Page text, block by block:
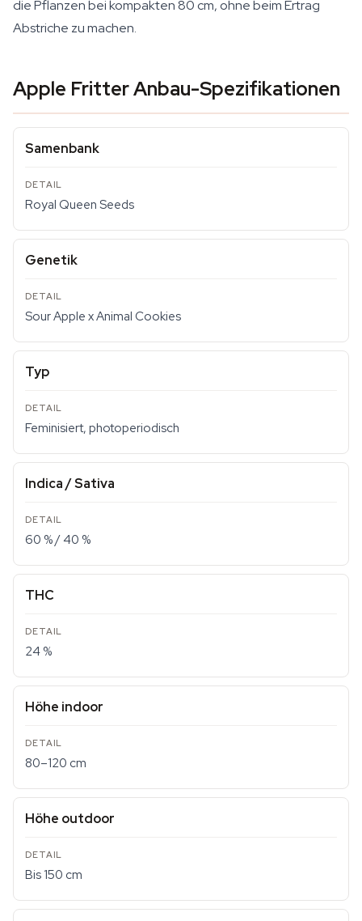
die Pflanzen bei kompakten 80 cm, ohne beim Ertrag
Abstriche zu machen.
Apple Fritter Anbau-Spezifikationen
Samenbank
Royal Queen Seeds
Genetik
Sour Apple x Animal Cookies
Typ
Feminisiert, photoperiodisch
Indica / Sativa
60 % / 40 %
THC
24 %
Höhe indoor
80–120 cm
Höhe outdoor
Bis 150 cm